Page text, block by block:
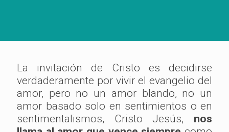
La invitación de Cristo es decidirse
verdaderamente por vivir el evangelio del
amor, pero no un amor blando, no un
amor basado solo en sentimientos o en
sentimentalismos, Cristo Jesús, nos